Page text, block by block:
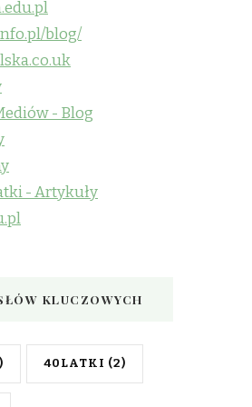
blog/
- Blog
- Artykuły
KLUCZOWYCH
40LATKI (2)